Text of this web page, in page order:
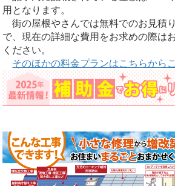
用となります。
街の屋根やさんでは無料でのお見積
で、現在の詳細な費用をお求めの際は
ください。
そのほかの料金プランはこちらから